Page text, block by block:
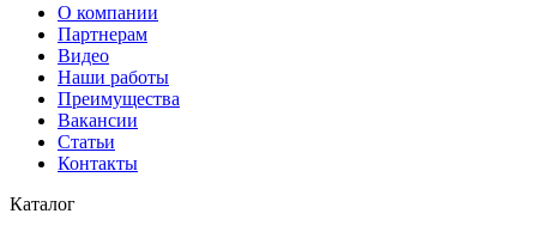
О компании
Партнерам
Видео
Наши работы
Преимущества
Вакансии
Статьи
Контакты
Каталог